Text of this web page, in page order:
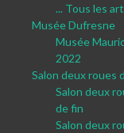
... Tous les
Musée Dufresne
Musée
2022
Salon deux roues
Salon deux
de fin
Salon deux